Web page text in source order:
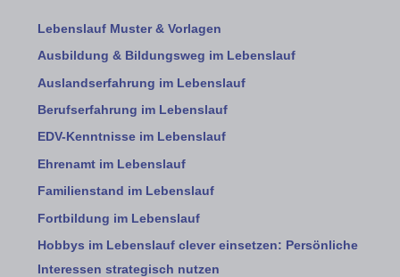
Lebenslauf Muster & Vorlagen
Ausbildung & Bildungsweg im Lebenslauf
Auslandserfahrung im Lebenslauf
Berufserfahrung im Lebenslauf
EDV-Kenntnisse im Lebenslauf
Ehrenamt im Lebenslauf
Familienstand im Lebenslauf
Fortbildung im Lebenslauf
Hobbys im Lebenslauf clever einsetzen: Persönliche
Interessen strategisch nutzen